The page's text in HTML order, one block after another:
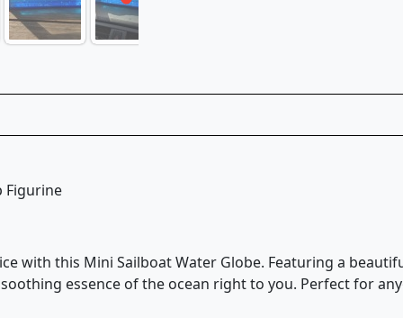
Figurine
with this Mini Sailboat Water Globe. Featuring a
essence of the ocean right to you. Perfect for